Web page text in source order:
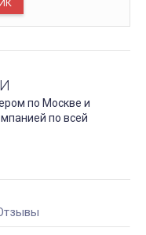
по Москве и
по всей